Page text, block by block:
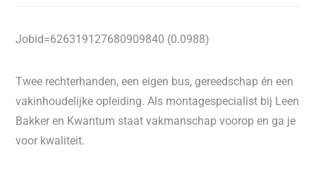
Jobid=626319127680909840 (0.0988)
Twee rechterhanden, een eigen bus, gereedschap én een
vakinhoudelijke opleiding. Als montagespecialist bij Leen
Bakker en Kwantum staat vakmanschap voorop en ga je
voor kwaliteit.